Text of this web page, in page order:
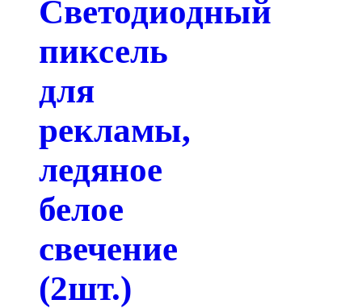
Светодиодный
пиксель
для
рекламы,
ледяное
белое
свечение
(2шт.)